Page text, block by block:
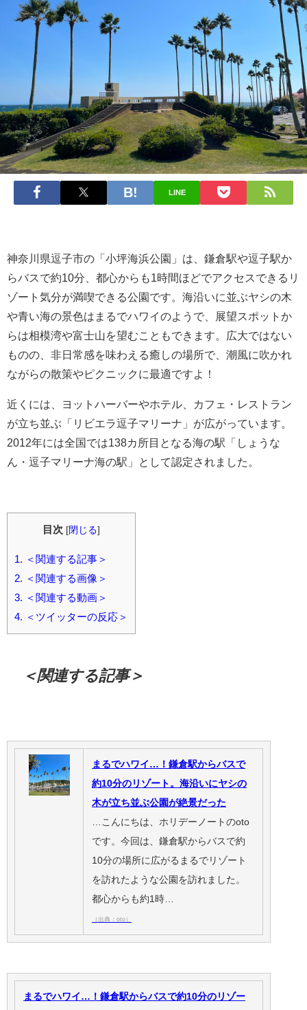
LINE
神奈川県逗子市の「小坪海浜公園」は、鎌倉駅や逗子駅か
らバスで約10分、都心からも1時間ほどでアクセスできるリ
ゾート気分が満喫できる公園です。海沿いに並ぶヤシの木
や青い海の景色はまるでハワイのようで、展望スポットか
らは相模湾や富士山を望むこともできます。広大ではない
ものの、非日常感を味わえる癒しの場所で、潮風に吹かれ
ながらの散策やピクニックに最適ですよ！
近くには、ヨットハーバーやホテル、カフェ・レストラン
が立ち並ぶ「リビエラ逗子マリーナ」が広がっています。
2012年には全国では138カ所目となる海の駅「しょうな
ん・逗子マリーナ海の駅」として認定されました。
目次 [閉じる]
1.
＜関連する記事＞
2.
＜関連する画像＞
3.
＜関連する動画＞
4.
＜ツイッターの反応＞
＜関連する記事＞
まるでハワイ…！鎌倉駅からバスで
約10分のリゾート。海沿いにヤシの
木が立ち並ぶ公園が絶景だった
…こんにちは、ホリデーノートのoto
です。今回は、鎌倉駅からバスで約
10分の場所に広がるまるでリゾート
を訪れたような公園を訪れました。
都心からも約1時…
（出典：oto）
まるでハワイ…！鎌倉駅からバスで約10分のリゾー